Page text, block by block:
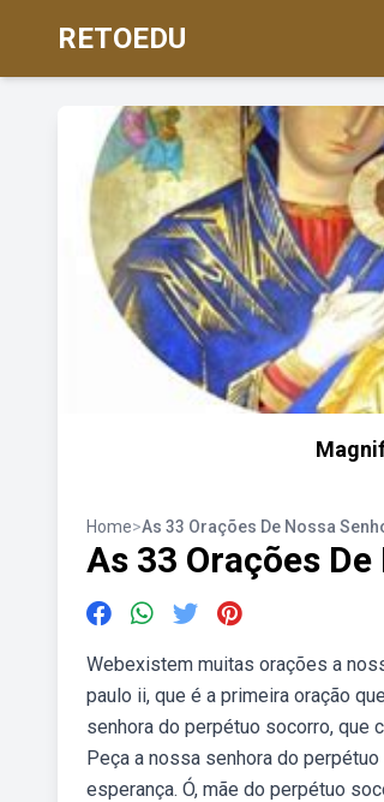
RETOEDU
Home>As 33 Orações De Nossa
As 33 Orações
Webexistem muitas orações a
paulo ii, que é a primeira oração
senhora do perpétuo socorro, que
Peça a nossa senhora do
esperança. Ó, mãe do perpétuo